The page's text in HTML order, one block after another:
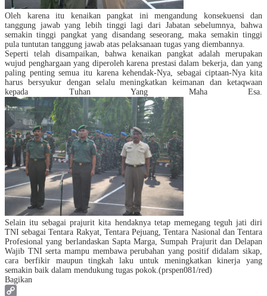
Oleh karena itu kenaikan pangkat ini mengandung konsekuensi dan
tanggung jawab yang lebih tinggi lagi dari Jabatan sebelumnya, bahwa
semakin tinggi pangkat yang disandang seseorang,
maka semakin tinggi
pula tuntutan tanggung jawab atas pelaksanaan tugas yang diembannya.
Seperti telah disampaikan, bahwa kenaikan
pangkat adalah merupakan
wujud penghargaan yang diperoleh karena prestasidalam bekerja, dan yang
paling penting semua itu karena kehendak-Nya, sebagai ciptaan-Nya kita
harus bersyukur dengan selalu meningkatkan keimanan dan ketaqwaan
kepada Tuhan Yang Maha Esa.
Selain itu sebagai prajurit kita hendaknya tetap memegang teguh jati diri
TNI sebagai Tentara Rakyat, Tentara Pejuang, Tentara Nasional dan Tentara
Profesional yang berlandaskan Sapta Marga, Sumpah Prajurit dan Delapan
Wajib TNI serta mampu membawa perubahan yang positif didalam sikap,
cara berfikir maupun tingkah laku untuk meningkatkan kinerja yang
semakin baik dalam mendukung tugas pokok (prspen081/red)
Bagikan